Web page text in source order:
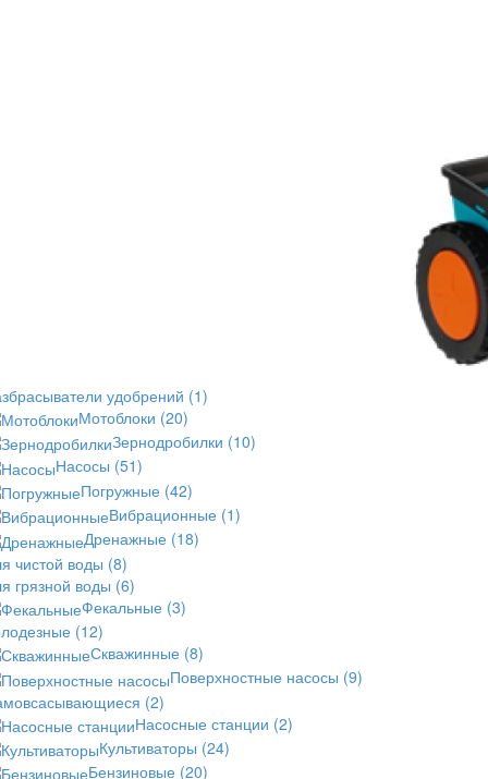
удобрений (1)
Мотоблоки (20)
Зернодробилки (10)
Насосы (51)
Погружные (42)
Вибрационные (1)
Дренажные (18)
чистой воды (8)
грязной воды (6)
Фекальные (3)
(12)
Скважинные (8)
Поверхностные насосы (9)
(2)
Насосные станции (2)
Культиваторы (24)
Бензиновые (20)